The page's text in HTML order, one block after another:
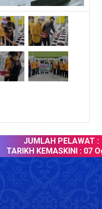
JUMLAH PELAWAT :
TARIKH KEMASKINI : 07